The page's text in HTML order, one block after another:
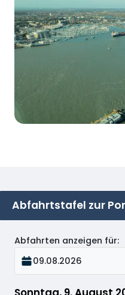
Abfahrtstafel zur
Abfahrten anzeigen für:
09.08.2026